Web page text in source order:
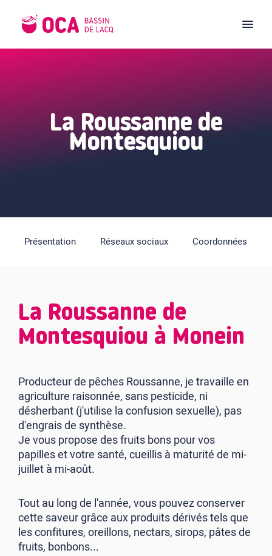
La Roussanne de
Montesquiou
Présentation Réseaux sociaux Coordonnées
La Roussanne de
Montesquiou à Monein
Producteur de pêches Roussanne, je travaille en
agriculture raisonnée, sans pesticide, ni
désherbant (j'utilise la confusion sexuelle), pas
d'engrais de synthèse.
Je vous propose des fruits bons pour vos
papilles et votre santé, cueillis à maturité de mi-
juillet à mi-août.
Tout au long de l'année, vous pouvez conserver
cette saveur grâce aux produits dérivés tels que
les confitures, oreillons, nectars, sirops, pâtes de
fruits, bonbons...